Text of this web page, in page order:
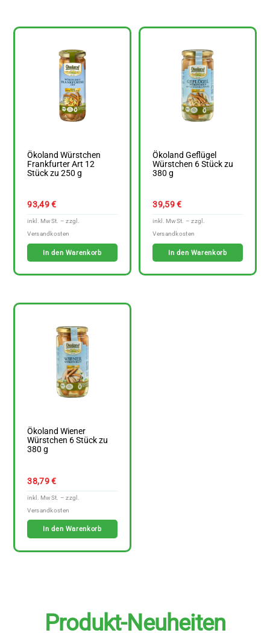
Ökoland Würstchen
Frankfurter Art 12
Stück zu 250 g
93,49€
In den Warenkorb
Ökoland Geflügel
Würstchen 6 Stück zu
380 g
39,59€
In den Warenkorb
Ökoland Wiener
Würstchen 6 Stück zu
380 g
38,79€
In den Warenkorb
Produkt-Neuheiten